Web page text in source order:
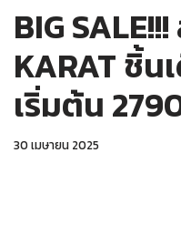
BIG
KARAT ชิ้
เริ่มต้น
30 เมษายน 2025